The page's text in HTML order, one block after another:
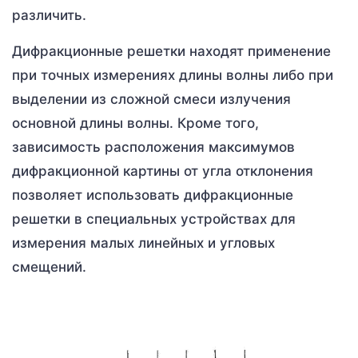
различить.
Дифракционные решетки находят применение
при точных измерениях длины волны либо при
выделении из сложной смеси излучения
основной длины волны. Кроме того,
зависимость расположения максимумов
дифракционной картины от угла отклонения
позволяет использовать дифракционные
решетки в специальных устройствах для
измерения малых линейных и угловых
смещений.